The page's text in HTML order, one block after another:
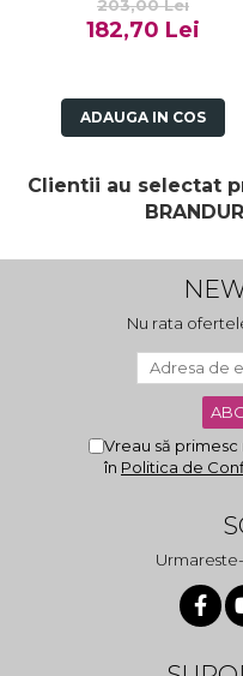
50ml - Anti -Age Sun
Cream SPF50+ -
203,00 Lei
182,70 Lei
ADAUGA IN COS
Clientii au selectat
Nu rata
Vreau să
în Politica de